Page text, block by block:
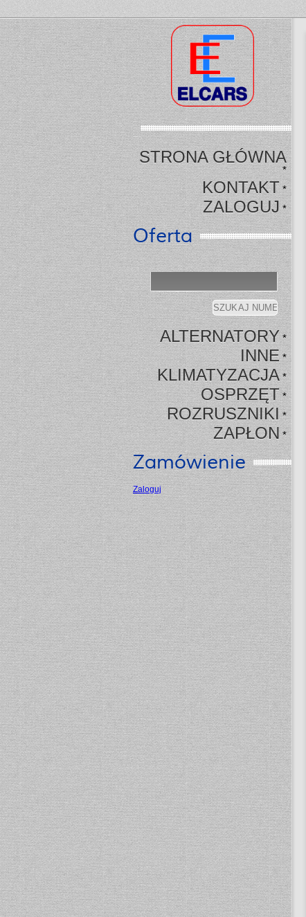
STRONA GŁÓWNA
*
KONTAKT*
ZALOGUJ*
Oferta
ALTERNATORY*
INNE*
KLIMATYZACJA*
OSPRZĘT*
ROZRUSZNIKI*
ZAPŁON*
Zamówienie
Zaloguj